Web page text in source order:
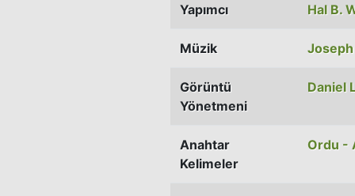
Yapımcı Hal B.
Müzik
Görüntü
Yönetmeni
Daniel
Anahtar
Kelimeler
Ordu -